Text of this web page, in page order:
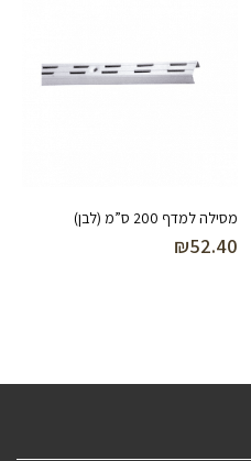
מסילה למדף 200 ס”מ (לבן)
₪52.40